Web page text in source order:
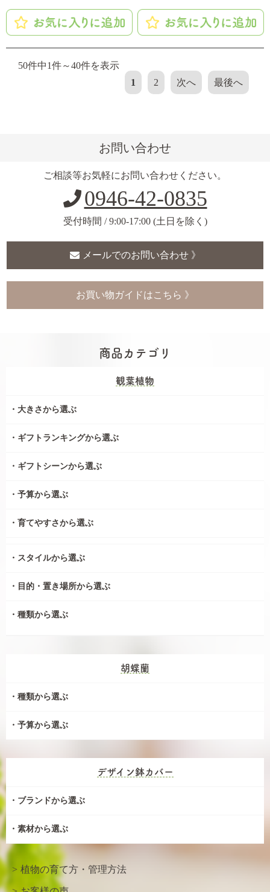
50件中1件～40件を表示
1 2 次へ 最後へ
お問い合わせ
ご相談等お気軽にお問い合わせください。
0946-42-0835
受付時間 / 9:00-17:00 (土日を除く)
メールでのお問い合わせ 》
お買い物ガイドはこちら 》
商品カテゴリ
観葉植物
大きさから選ぶ
ギフトランキングから選ぶ
ギフトシーンから選ぶ
予算から選ぶ
育てやすさから選ぶ
スタイルから選ぶ
目的・置き場所から選ぶ
種類から選ぶ
胡蝶蘭
種類から選ぶ
予算から選ぶ
デザイン鉢カバー
ブランドから選ぶ
素材から選ぶ
植物の育て方・管理方法